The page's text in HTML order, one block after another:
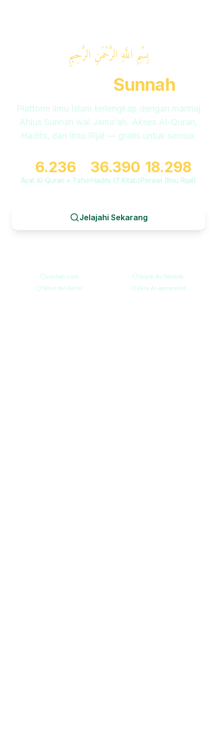
بِسْمِ اللَّهِ الرَّحْمَنِ الرَّحِيمِ
Sunnah
Platform ilmu Islam terlengkap dengan manhaj
Ahlus Sunnah wal Jama'ah. Akses Al-Quran,
Hadits, dan Ilmu Rijal — gratis untuk semua.
6.236
Ayat Al-Quran + Tafsir
36.390
Hadits (7 Kitab)
18.298
Perawi (Ilmu Rijal)
Jelajahi Sekarang
sunnah.com
Taqrib At-Tahdzib
Tafsir Ibn Kathir
Zero AI-generated